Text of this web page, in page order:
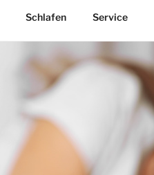
Schlafen Service